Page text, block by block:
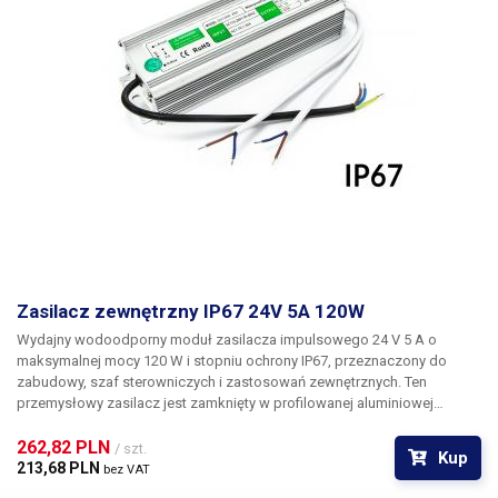
Zasilacz zewnętrzny IP67 24V 5A 120W
Wydajny wodoodporny moduł zasilacza impulsowego 24 V 5 A o
maksymalnej mocy 120 W i stopniu ochrony IP67, przeznaczony do
zabudowy, szaf sterowniczych i zastosowań zewnętrznych. Ten
przemysłowy zasilacz jest zamknięty w profilowanej aluminiowej
dzięki czemu zasilacz ma stopień ochrony IP67, dzięki czemu
nadaje się
do mokrych środowisk zewnętrznych
. Zasilacz pobiera napięcie 230V
262,82 PLN / szt.
213,68 PLN bez VAT
Kup